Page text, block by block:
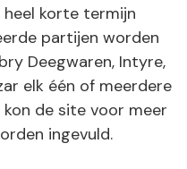
heel korte termijn
partijen worden
Deegwaren, Intyre,
elk één of meerdere
de site voor meer
ingevuld.